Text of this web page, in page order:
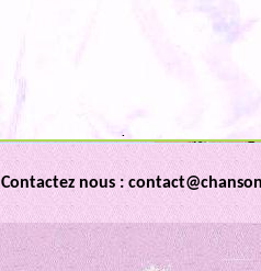
.
Contactez nous :